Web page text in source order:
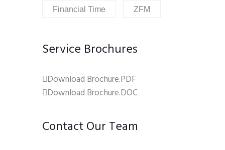
Financial Time ZFM
Service Brochures
Download Brochure.PDF
Download Brochure.DOC
Contact Our Team